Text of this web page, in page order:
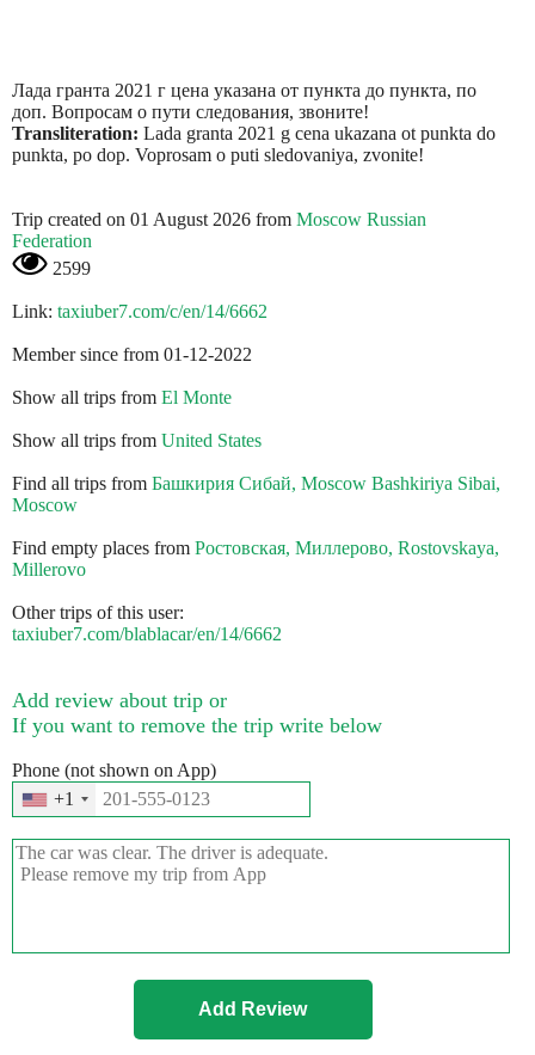
Лада гранта 2021 г цена указана от пункта до пункта, по
доп. Вопросам о пути следования, звоните!
Transliteration: Lada granta 2021 g cena ukazana ot punkta do
punkta, po dop. Voprosam o puti sledovaniya, zvonite!
Trip created on 01 August 2026 from Moscow Russian
Federation
2599
Link: taxiuber7.com/c/en/14/6662
Member since from 01-12-2022
Show all trips from El Monte
Show all trips from United States
Find all trips from Башкирия Сибай, Moscow Bashkiriya Sibai,
Moscow
Find empty places from Ростовская, Миллерово, Rostovskaya,
Millerovo
Other trips of this user:
taxiuber7.com/blablacar/en/14/6662
Add review about trip or
If you want to remove the trip write below
Phone (not shown on App)
+1